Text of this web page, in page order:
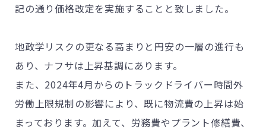
記の通り価格改定を実施することと致しました。
地政学リスクの更なる高まりと円安の一層の進行も
あり、ナフサは上昇基調にあります。
また、2024年4月からのトラックドライバー時間外
労働上限規制の影響により、既に物流費の上昇は始
まっております。加えて、労務費やプラント修繕費、